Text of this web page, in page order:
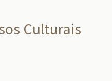
Culturais